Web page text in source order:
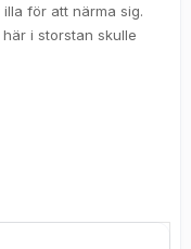
för att närma sig.
i storstan skulle